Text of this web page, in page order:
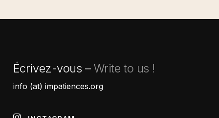
Écrivez-vous – Write to us !
info (at) impatiences.org